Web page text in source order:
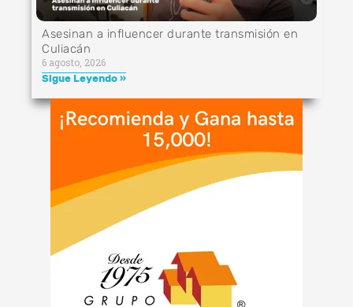
Asesinan a influencer durante transmisión en
Culiacán
6 agosto, 2026
Sigue Leyendo »